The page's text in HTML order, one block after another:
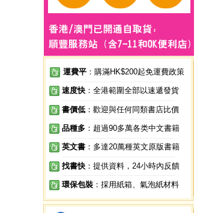
運費平 ：購滿HK$200起免運費政策
速度快 ：全港範圍全部以速遞發貨
書價低 ：歡迎與任何同類書店比價
品種多 ：超過90多萬各类中文書籍
英文書 ：多達20萬種英文原版書籍
找書快 ：提供資料，24小時內反饋
環保包裝 ：採用紙箱、氣泡紙材料